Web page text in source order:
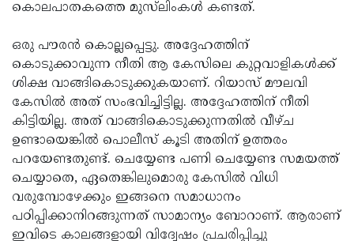
കൊലപാതകത്തെ മുസ്‌ലിംകൾ കണ്ടത്.
ഒരു പൗരൻ കൊല്ലപ്പെട്ടു. അദ്ദേഹത്തിന്
കൊടുക്കാവുന്ന നീതി ആ കേസിലെ കുറ്റവാളികൾക്ക്
ശിക്ഷ വാങ്ങികൊടുക്കുകയാണ്. റിയാസ് മൗലവി
കേസിൽ അത് സംഭവിച്ചിട്ടില്ല. അദ്ദേഹത്തിന് നീതി
കിട്ടിയില്ല. അത് വാങ്ങികൊടുക്കുന്നതിൽ വീഴ്ച
ഉണ്ടായെങ്കിൽ പൊലീസ് കൂടി അതിന് ഉത്തരം
പറയേണ്ടതുണ്ട്. ചെയ്യേണ്ട പണി ചെയ്യേണ്ട സമയത്ത്
ചെയ്യാതെ, ഏതെങ്കിലുമൊരു കേസിൽ വിധി
വരുമ്പോഴേക്കും ഇങ്ങനെ സമാധാനം
പഠിപ്പിക്കാനിറങ്ങുന്നത് സാമാന്യം ബോറാണ്. ആരാണ്
ഇവിടെ കാലങ്ങളായി വിദ്വേഷം പ്രചരിപ്പിച്ചു